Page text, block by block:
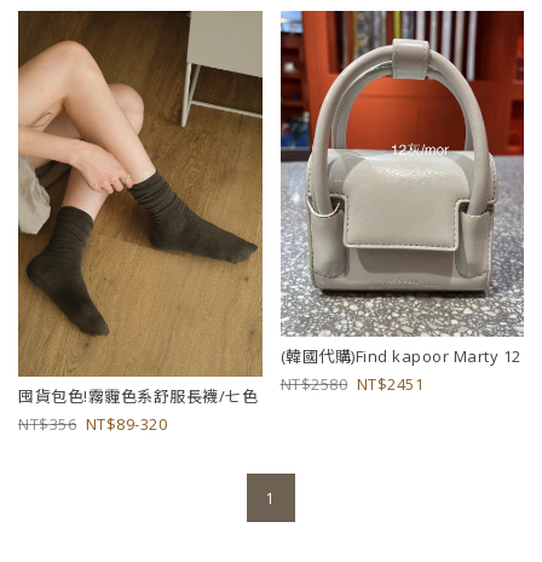
囤貨包色!霧霾色系舒服長襪/七色
356
89-320
(韓國代購)Find kapoor Marty 12
2580
2451
1